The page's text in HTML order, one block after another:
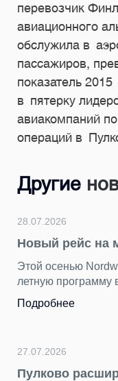
перевозчик
авиационного
обслужила в
пассажиров,
показатель
в пятерку
авиакомпаний
операций в
Другие
28.07.2026
Новый рейс на
Этой осенью
летную программу
Подробнее
27.07.2026
Пулково